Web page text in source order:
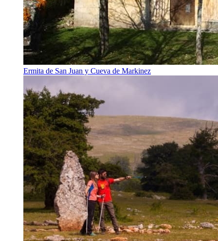
Ermita de San Juan y Cueva de Markinez